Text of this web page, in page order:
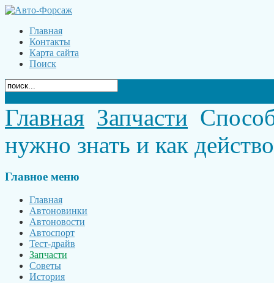
Главная
Контакты
Карта сайта
Поиск
Главная Запчасти
нужно знать и как
Главное меню
Главная
Автоновинки
Автоновости
Автоспорт
Тест-драйв
Запчасти
Советы
История